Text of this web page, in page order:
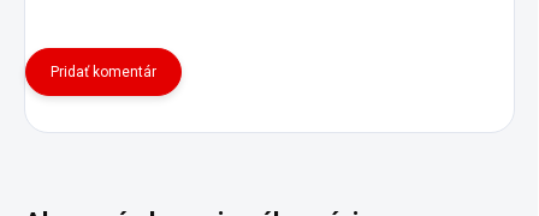
Pridať komentár